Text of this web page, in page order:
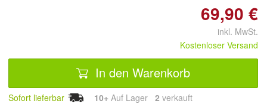
69,90 €
inkl. MwSt.
Kostenloser Versand
In den Warenkorb
Sofort lieferbar 10+ Auf Lager 2 verkauft